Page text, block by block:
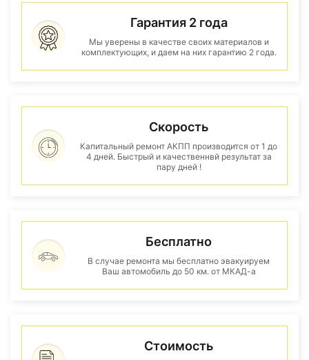
Гарантия 2 года
Мы уверены в качестве своих материалов и
комплектующих, и даем на них гарантию 2 года.
Скорость
Капитальный ремонт АКПП производится от 1 до
4 дней. Быстрый и качественнвй результат за
пару дней !
Бесплатно
В случае ремонта мы бесплатно эвакуируем
Ваш автомобиль до 50 км. от МКАД-а
Стоимость